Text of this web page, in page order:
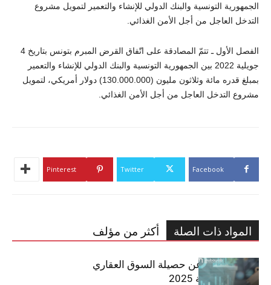
الجمهورية التونسية والبنك الدولي للإنشاء والتعمير لتمويل مشروع
التدخل العاجل من أجل الأمن الغذائي.
الفصل الأول ـ تتمّ المصادقة على اتّفاق القرض المبرم بتونس بتاريخ 4
جويلية 2022 بين الجمهورية التونسية والبنك الدولي للإنشاء والتعمير
بمبلغ قدره مائة وثلاثون مليون (130.000.000) دولار أمريكي، لتمويل
مشروع التدخل العاجل من أجل الأمن الغذائي.
Facebook
Twitter
Pinterest
المواد ذات الصلة أكثر من مؤلف
مبوب تكشف عن حصيلة السوق العقاري
في تونس لسنة 2025